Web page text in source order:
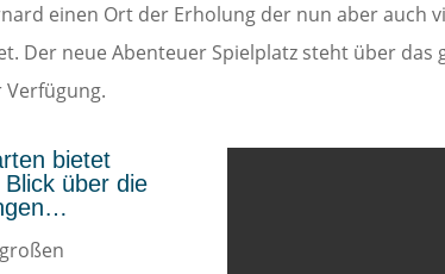
einen Ort der Erholung der nun aber auch
Der neue Abenteuer Spielplatz steht über das
Verfügung.
bietet
Blick über die